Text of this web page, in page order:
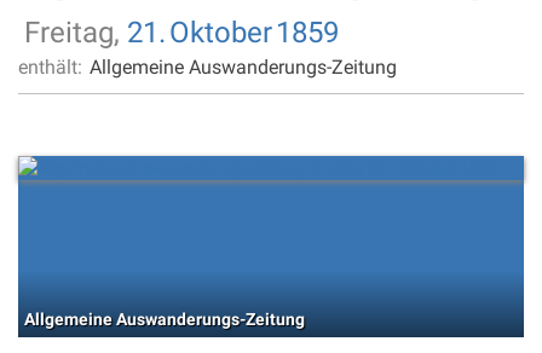
Freitag, 21.Oktober1859
enthält: Allgemeine Auswanderungs-Zeitung
Allgemeine Auswanderungs-Zeitung